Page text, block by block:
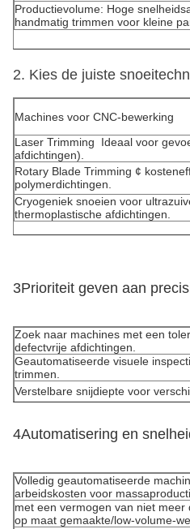
Productievolume: Hoge
handmatig trimmen voor kleine
2. Kies de juiste
Machines voor CNC-bewerking
Laser Trimming ️ Ideaal voor
afdichtingen).
Rotary Blade Trimming ¢
polymerdichtingen.
Cryogeniek snoeien voor
thermoplastische afdichtingen.
3Prioriteit geven aan
Zoek naar machines met een
defectvrije afdichtingen.
Geautomatiseerde visuele
trimmen.
Verstelbare snijdiepte voor
4Automatisering en
Volledig geautomatiseerde
arbeidskosten voor
met een vermogen van niet meer
op maat gemaakte/low-volume-